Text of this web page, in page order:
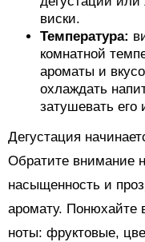
виски.
Температура:
комнатной
ароматы и
охлаждать
затушевать его
Дегустация
Обратите внимание
насыщенность и
аромату. Понюхайте
ноты: фруктовые,